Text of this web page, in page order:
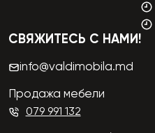
СВЯЖИТЕСЬ С НАМИ!
info@valdimobila.md
Продажа мебели
079 991 132